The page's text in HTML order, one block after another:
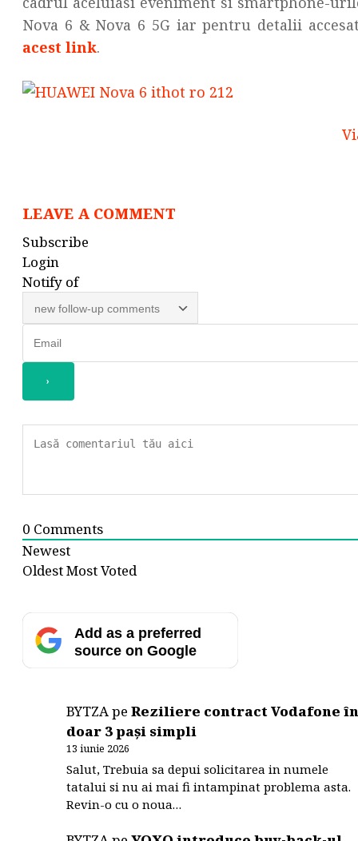
Nova 6 & Nova 6 5G iar pentru detalii
acest link.
LEAVE A COMMENT
Subscribe
Login
Notify of
0 Comments
Newest
OldestMost Voted
Add as a preferred
source on Google
BYTZApeReziliere contract Vodafone
doar 3 pași simpli
13 iunie 2026
Salut, Trebuia sa depui solicitarea in numele
tatalui si nu ai mai fi intampinat problema asta.
Revin-o cu o noua…